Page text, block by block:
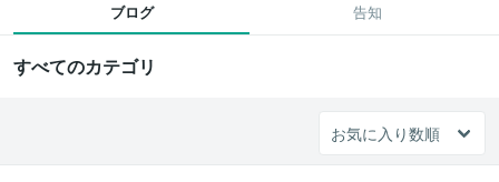
ブログ 告知
すべてのカテゴリ